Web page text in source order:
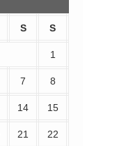
S S
1
7 8
14 15
21 22